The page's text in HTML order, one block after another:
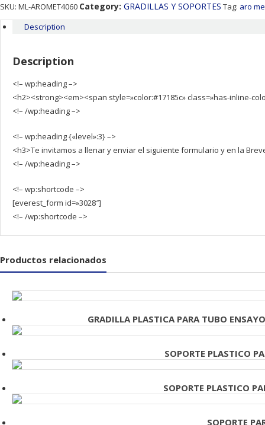
SKU: ML-AROMET4060 Category: GRADILLAS Y SOPORTES Tag: aro
Description
Description
<!– wp:heading –>
<h2><strong><em><span style=»color:#17185c» class=»has-inline-
<!– /wp:heading –>
<!– wp:heading {«level»:3} –>
<h3>Te invitamos a llenar y enviar el siguiente formulario y en la
<!– /wp:heading –>
<!– wp:shortcode –>
[everest_form id=»3028″]
<!– /wp:shortcode –>
Productos relacionados
GRADILLA PLASTICA PARA TUBO
SOPORTE PLASTICO
SOPORTE PLASTICO
SOPORTE